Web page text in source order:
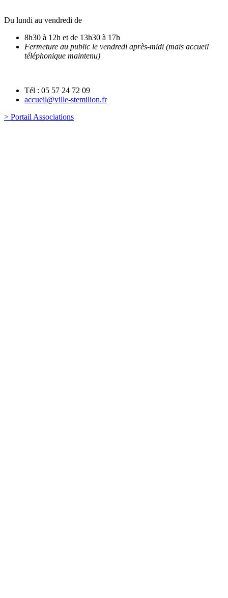
Du lundi au vendredi de
8h30 à 12h et de 13h30 à 17h
Fermeture au public le vendredi après-midi (mais accueil
téléphonique maintenu)
Tél : 05 57 24 72 09
accueil@ville-stemilion.fr
> Portail Associations